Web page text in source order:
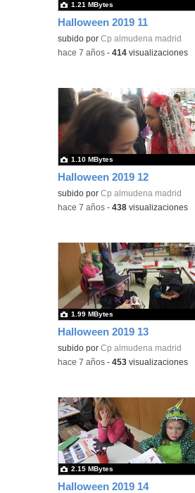
Halloween 2019 11
subido porCp almudena madrid
1.21 MBytes
-hace 7 años -414 visualizaciones
Halloween 2019 12
subido porCp almudena madrid
1.10 MBytes
-hace 7 años -438 visualizaciones
Halloween 2019 13
subido porCp almudena madrid
1.99 MBytes
-hace 7 años -453 visualizaciones
Halloween 2019 14
2.15 MBytes